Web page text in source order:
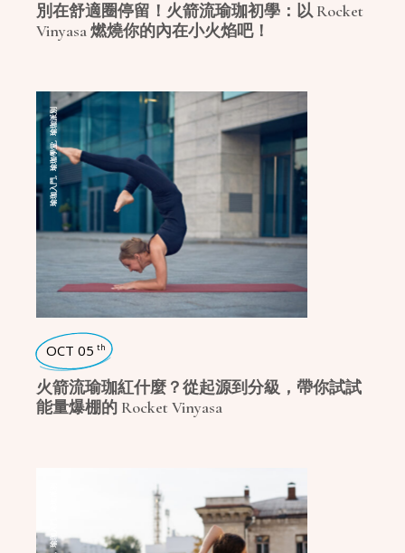
別在舒適圈停留！火箭流瑜珈初學：以 Rocket
Vinyasa 燃燒你的內在小火焰吧！
瑜珈入門
瑜珈學堂
瑜珈派別
OCT 05 th
火箭流瑜珈紅什麼？從起源到分級，帶你試試
能量爆棚的 Rocket Vinyasa
瑜珈入門